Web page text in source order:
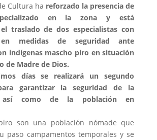
Cultura ha reforzado la presencia de
en la zona y está
traslado de dos especialistas con
en medidas de seguridad ante
indígenas mascho piro en situación
de Madre de Dios.
días se realizará un segundo
garantizar la seguridad de la
así como de la población en
son una población nómade que
paso campamentos temporales y se